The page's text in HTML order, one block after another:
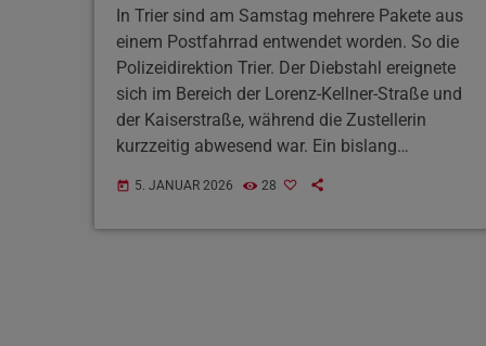
In Trier sind am Samstag mehrere Pakete aus
einem Postfahrrad entwendet worden. So die
Polizeidirektion Trier. Der Diebstahl ereignete
sich im Bereich der Lorenz-Kellner-Straße und
der Kaiserstraße, während die Zustellerin
kurzzeitig abwesend war. Ein bislang
Zustellbox mit. Hinweise auf einen
Tatverdächtigen liegen derzeit nicht vor. Die
today 5. JANUAR 2026 28